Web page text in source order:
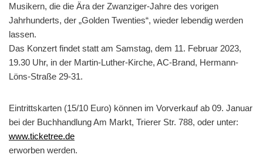
Musikern, die die Ära der Zwanziger-Jahre des vorigen
Jahrhunderts, der „Golden Twenties“, wieder lebendig werden
lassen.
Das Konzert findet statt am Samstag, dem 11. Februar 2023,
19.30 Uhr, in der Martin-Luther-Kirche, AC-Brand, Hermann-
Löns-Straße 29-31.
Eintrittskarten (15/10 Euro) können im Vorverkauf ab 09. Januar
bei der Buchhandlung Am Markt, Trierer Str. 788, oder unter:
www.ticketree.de
erworben werden.